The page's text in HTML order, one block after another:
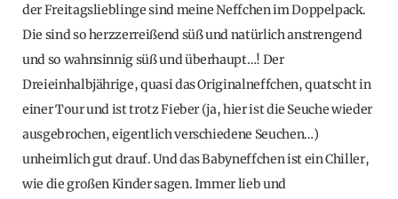
der Freitagslieblinge sind meine Neffchen im Doppelpack.
Die sind so herzzerreißend süß und natürlich anstrengend
und so wahnsinnig süß und überhaupt…! Der
Dreieinhalbjährige, quasi das Originalneffchen, quatscht in
einer Tour und ist trotz Fieber (ja, hier ist die Seuche wieder
ausgebrochen, eigentlich verschiedene Seuchen…)
unheimlich gut drauf. Und das Babyneffchen ist ein Chiller,
wie die großen Kinder sagen. Immer lieb und